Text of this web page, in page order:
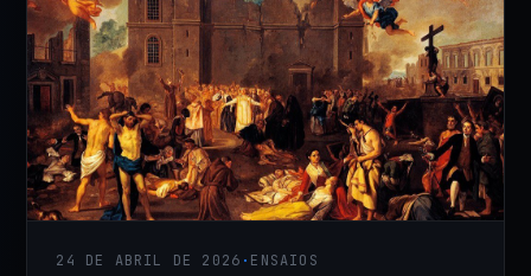
24 DE ABRIL DE 2026 · ENSAIOS